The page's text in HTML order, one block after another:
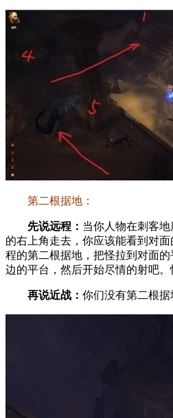
第二根据地：
先说远程： 当你人物在刺客
的右上角走去，你应该能看到对
程的第二根据地，把怪拉到对面
边的平台，然后开始尽情的射吧。
再说近战： 你们没有第二根据